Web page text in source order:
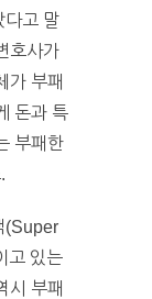
다고 말
호사가
가 부패
돈과 특
부패한
(Super
고 있는
시 부패